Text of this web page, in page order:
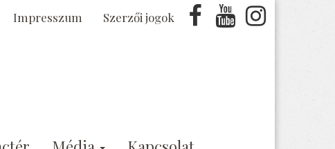
Impresszum Szerzői jogok